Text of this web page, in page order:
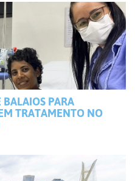
PARA
TRATAMENTO NO